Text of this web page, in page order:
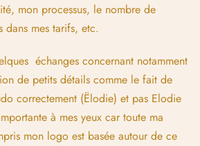
mon processus, le nombre de
dans mes tarifs, etc.
échanges concernant notamment
de petits détails comme le fait de
correctement (Ëlodie) et pas Elodie
à mes yeux car toute ma
mon logo est basée autour de ce